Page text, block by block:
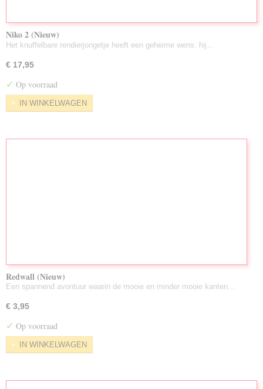
Niko 2 (Nieuw)
Het knuffelbare rendierjongetje heeft een geheime wens: hij…
€ 17,95
✓ Op voorraad
IN WINKELWAGEN
Redwall (Nieuw)
Een spannend avontuur waarin de mooie en minder mooie kanten…
€ 3,95
✓ Op voorraad
IN WINKELWAGEN